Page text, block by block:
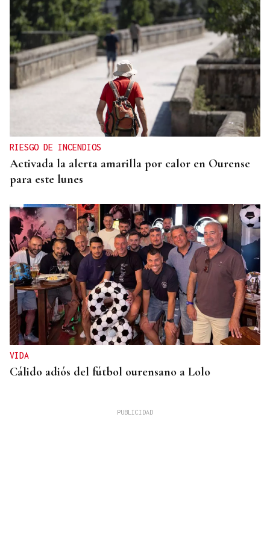
RIESGO DE INCENDIOS
Activada la alerta amarilla por calor en Ourense
para este lunes
VIDA
Cálido adiós del fútbol ourensano a Lolo